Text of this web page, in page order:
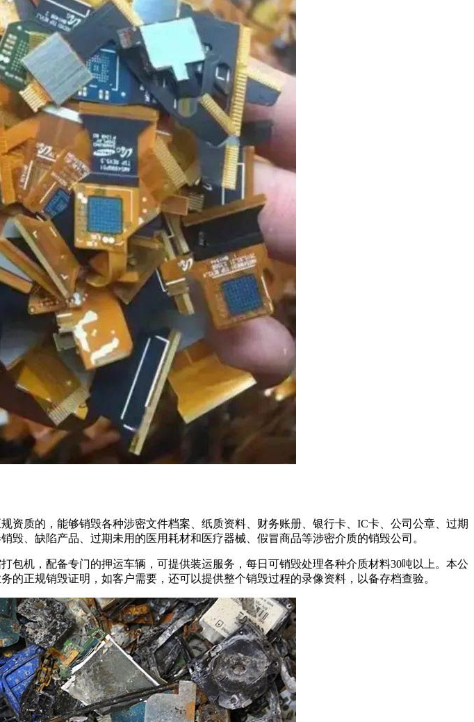
质的，能够销毁各种涉密文件档案、纸质资料、财务账册、银行卡、IC卡、公司公章、过期
、缺陷产品、过期未用的医用耗材和医疗器械、假冒商品等涉密介质的销毁公司。
机，配备专门的押运车辆，可提供装运服务，每日可销毁处理各种介质材料30吨以上。本公
正规销毁证明，如客户需要，还可以提供整个销毁过程的录像资料，以备存档查验。